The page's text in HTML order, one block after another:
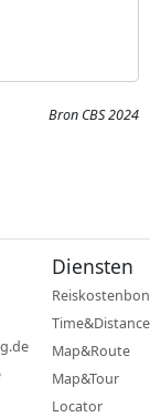
Bron CBS 2024
Diensten
Reiskostenbon
Time&Distance
Map&Route
Map&Tour
Locator